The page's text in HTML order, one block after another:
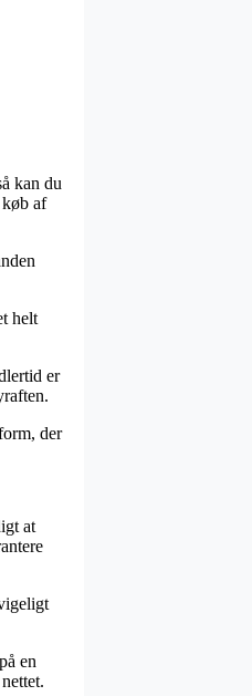
kan du
af
helt
er
der
at
en